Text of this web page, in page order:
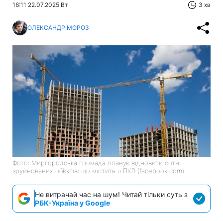
16:11 22.07.2025 Вт 3 хв
ОЛЕКСАНДР МОРОЗ
Фото: Миргородська громада планує відновити сотні
зруйнованих об’єктів: що містить її ПКВ (facebook com)
Не витрачай час на шум! Читай тільки суть з
РБК-Україна у Google